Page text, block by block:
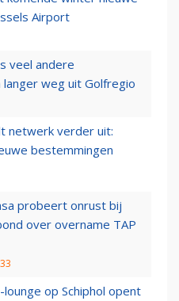
Airport
veel andere
langer weg uit Golfregio
netwerk verder uit:
bestemmingen
probeert onrust bij
over overname TAP
op Schiphol opent